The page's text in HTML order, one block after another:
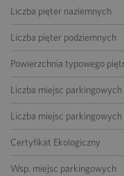
Liczba pięter naziemnych
Liczba pięter podziemnych
Powierzchnia typowego
Liczba miejsc parkingowych
Liczba miejsc
Certyfikat Ekologiczny
Wsp. miejsc parkingowych